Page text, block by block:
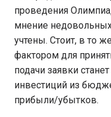
проведения
мнение
учтены. Стоит, в то
фактором для
подачи заявки
инвестиций из
прибыли/убытков.